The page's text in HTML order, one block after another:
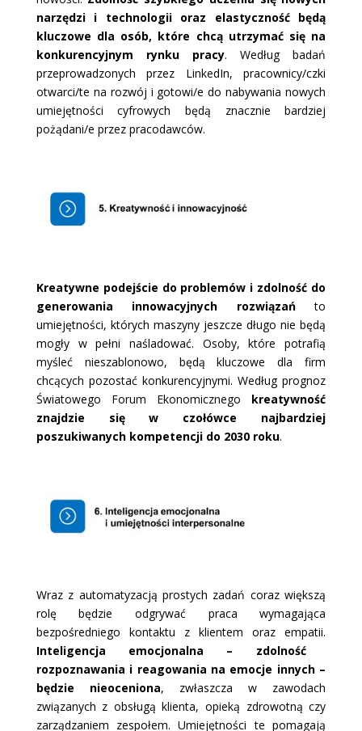
narzędzi i technologii oraz elastyczność będą
kluczowe dla osób, które chcą utrzymać się na
konkurencyjnym rynku pracy. Według badań
przeprowadzonych przez LinkedIn, pracownicy/czki
otwarci/te na rozwój i gotowi/e do nabywania nowych
umiejętności cyfrowych będą znacznie bardziej
pożądani/e przez pracodawców.
Kreatywne podejście do problemów i zdolność do
generowania innowacyjnych rozwiązańto
umiejętności, których maszyny jeszcze długo nie będą
mogły w pełni naśladować. Osoby, które potrafią
myśleć nieszablonowo, będą kluczowe dla firm
chcących pozostać konkurencyjnymi. Według prognoz
Światowego Forum Ekonomicznego kreatywność
znajdzie się w czołówce najbardziej
poszukiwanych kompetencji do 2030 roku.
Wraz z automatyzacją prostych zadań coraz większą
rolę będzie odgrywać praca wymagająca
bezpośredniego kontaktu z klientem oraz empatii.
Inteligencja emocjonalna – zdolność
rozpoznawania i reagowania na emocje innych –
będzie nieoceniona, zwłaszcza w zawodach
związanych z obsługą klienta, opieką zdrowotną czy
zarządzaniem zespołem. Umiejętności te pomagają